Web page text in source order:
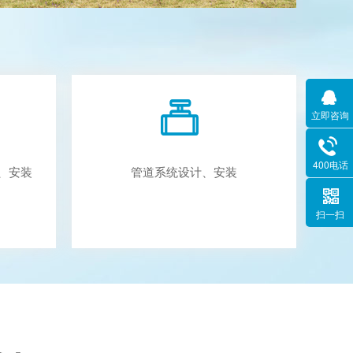
安装 管道系统设计、安装
立即咨询
400电话
扫一扫